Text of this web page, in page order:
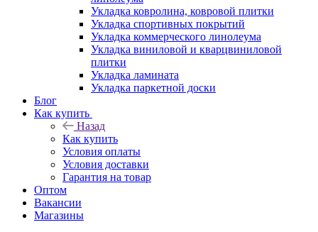
Укладка ковролина, ковровой плитки
Укладка спортивных покрытий
Укладка коммерческого линолеума
Укладка виниловой и кварцвиниловой
плитки
Укладка ламината
Укладка паркетной доски
Блог
Как купить
Назад
Как купить
Условия оплаты
Условия доставки
Гарантия на товар
Оптом
Вакансии
Магазины